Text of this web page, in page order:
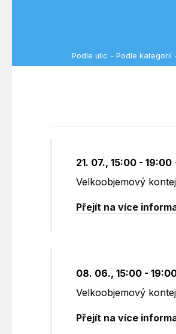
Podle ulic - Podle kategorií
21. 07., 15:00 - 19:00
Velkoobjemový
Přejít na více
08. 06., 15:00 -
Velkoobjemový
Přejít na více